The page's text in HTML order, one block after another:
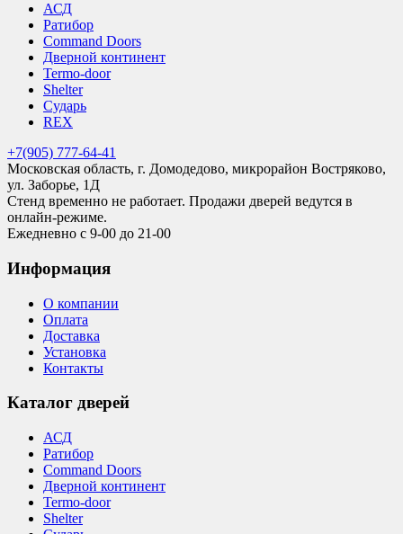
АСД
Ратибор
Command Doors
Дверной континент
Termo-door
Shelter
Сударь
REX
+7(905) 777-64-41
Московская область, г. Домодедово, микрорайон Востряково,
ул. Заборье, 1Д
Стенд временно не работает. Продажи дверей ведутся в
онлайн-режиме.
Ежедневно с 9-00 до 21-00
Информация
О компании
Оплата
Доставка
Установка
Контакты
Каталог дверей
АСД
Ратибор
Command Doors
Дверной континент
Termo-door
Shelter